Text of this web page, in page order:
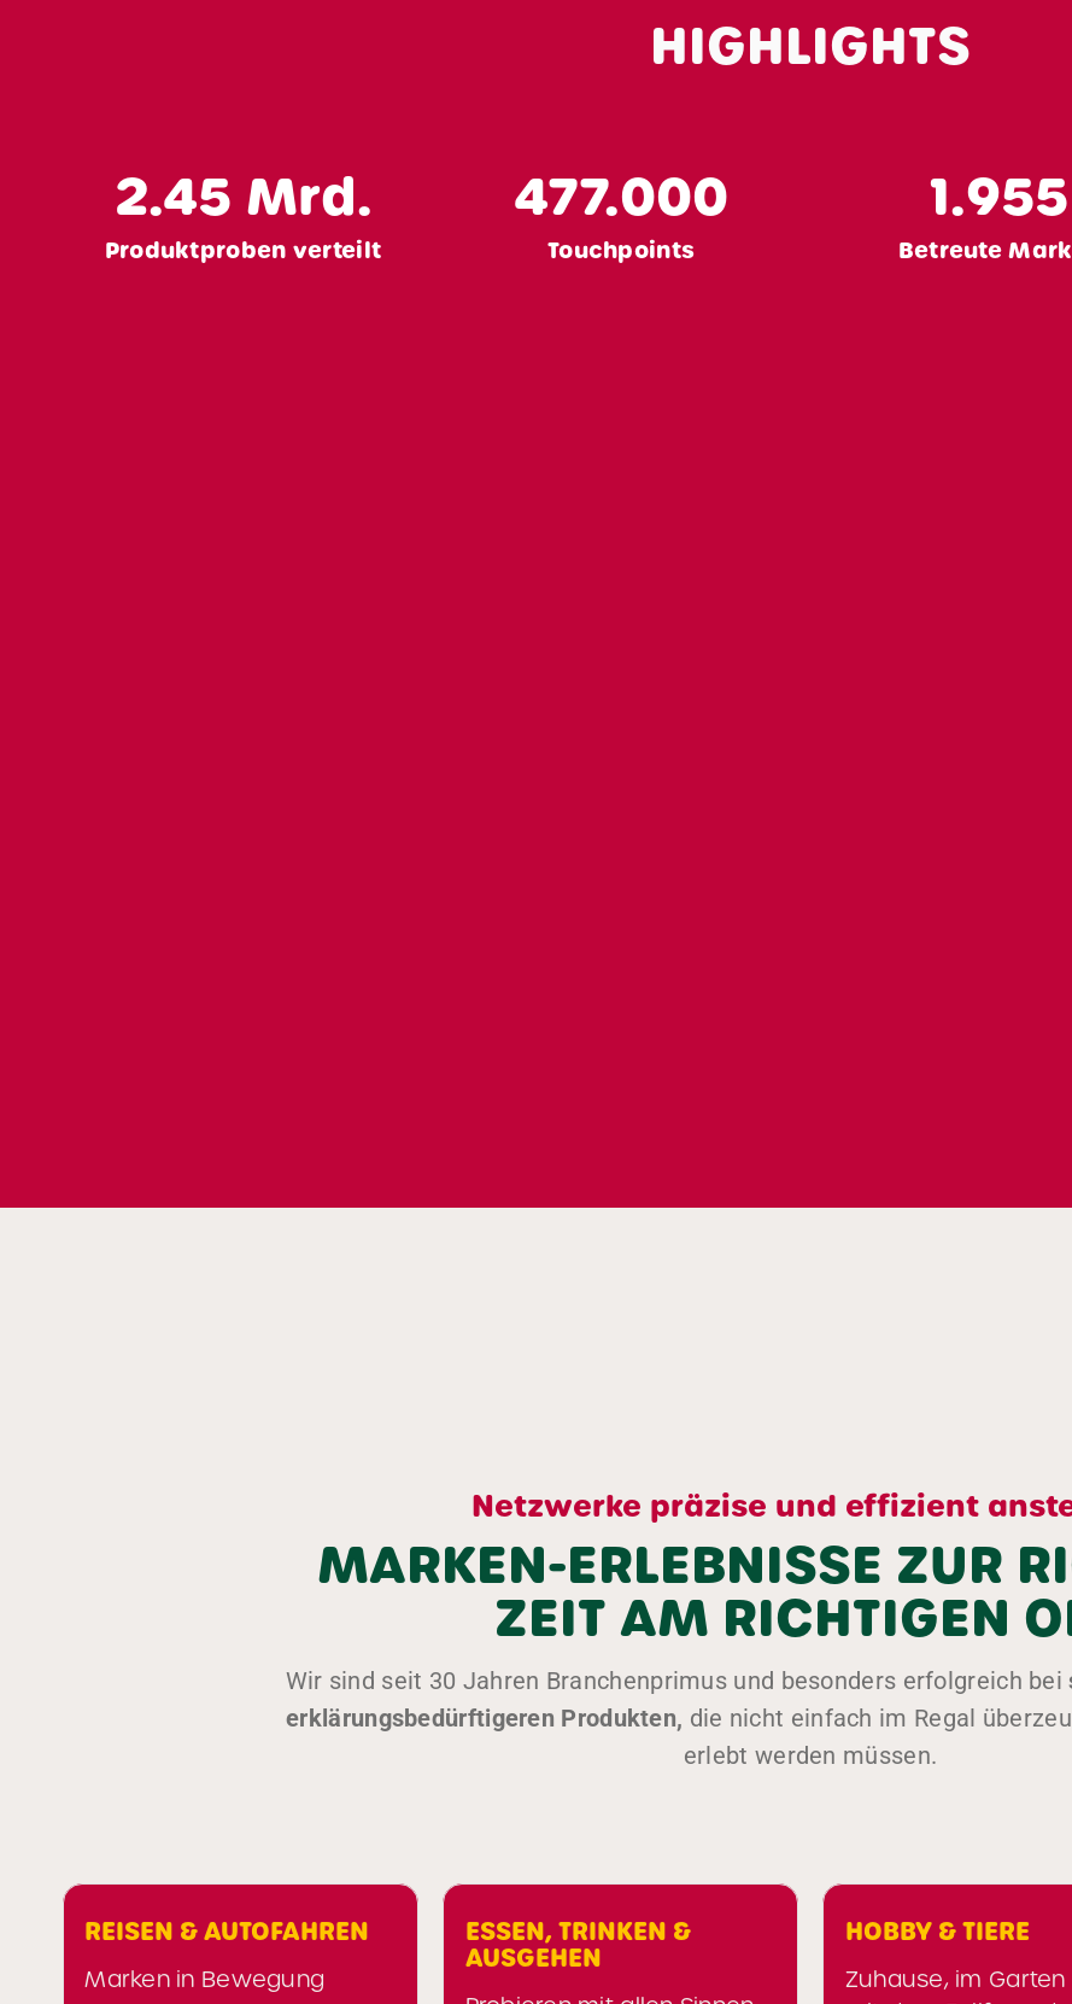
HIGHLIGHTS
2.45 Mrd.
Produktproben verteilt
477.000
Touchpoints
1.955
Betreute
Netzwerke präzise und effizient
MARKEN-ERLEBNISSE ZUR
ZEIT AM RICHTIGEN
Wir sind seit 30 Jahren Branchenprimus und besonders erfolgreich bei
erklärungsbedürftigeren Produkten, die nicht einfach im Regal
erlebt werden müssen.
& AUTOFAHREN
in Bewegung
ESSEN, TRINKEN &
AUSGEHEN
HOBBY & TIERE
Zuhause, im Garten oder
Nachhaltigkeit